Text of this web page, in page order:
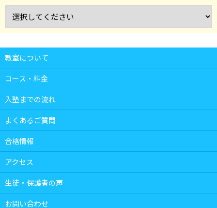
教室について
コース・料金
入塾までの流れ
よくあるご質問
合格情報
アクセス
生徒・保護者の声
お問い合わせ